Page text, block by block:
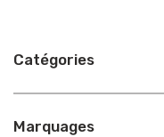
Catégories
Marquages